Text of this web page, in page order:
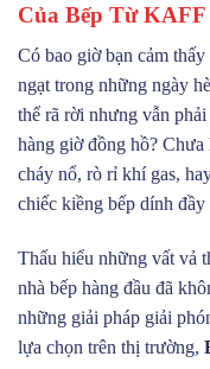
Của Bếp Từ
Có bao giờ bạn cảm
ngạt trong những ngày
thể rã rời nhưng vẫn
hàng giờ đồng hồ?
cháy nổ, rò rỉ khí gas,
chiếc kiềng bếp dính đầy
Thấu hiểu những vất vả
nhà bếp hàng đầu đã
những giải pháp giải
lựa chọn trên thị trường,